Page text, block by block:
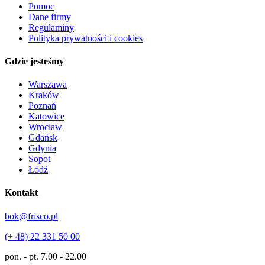
Pomoc
Dane firmy
Regulaminy
Polityka prywatności i cookies
Gdzie jesteśmy
Warszawa
Kraków
Poznań
Katowice
Wrocław
Gdańsk
Gdynia
Sopot
Łódź
Kontakt
bok@frisco.pl
(+ 48) 22 331 50 00
pon. - pt. 7.00 - 22.00